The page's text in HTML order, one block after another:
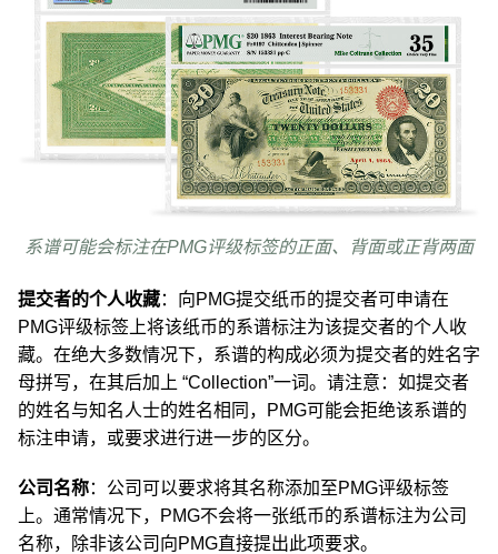
系谱可能会标注在PMG评级标签的正面、背面或正背两面
提交者的个人收藏：向PMG提交纸币的提交者可申请在
PMG评级标签上将该纸币的系谱标注为该提交者的个人收
藏。在绝大多数情况下，系谱的构成必须为提交者的姓名字
母拼写，在其后加上 “Collection”一词。请注意：如提交者
的姓名与知名人士的姓名相同，PMG可能会拒绝该系谱的
标注申请，或要求进行进一步的区分。
公司名称：公司可以要求将其名称添加至PMG评级标签
上。通常情况下，PMG不会将一张纸币的系谱标注为公司
名称，除非该公司向PMG直接提出此项要求。